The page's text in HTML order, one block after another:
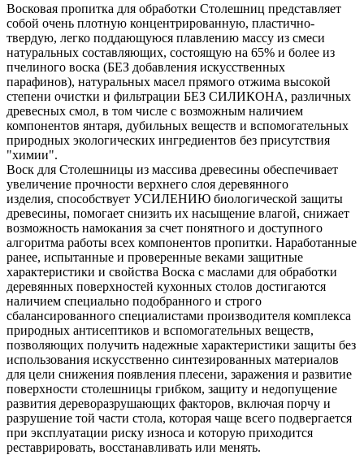
Восковая пропитка для обработки Столешниц представляет
собой очень плотную концентрированную, пластично-
твердую, легко поддающуюся плавлению массу из смеси
натуральных составляющих, состоящую на 65% и более из
пчелиного воска (БЕЗ добавления искусственных
парафинов), натуральных масел прямого отжима высокой
степени очистки и фильтрации БЕЗ СИЛИКОНА, различных
древесных смол, в том числе с возможным наличием
компонентов янтаря, дубильных веществ и вспомогательных
природных экологических ингредиентов без присутствия
"химии".
Воск для Столешницы из массива древесины обеспечивает
увеличение прочности верхнего слоя деревянного
изделия, способствует УСИЛЕНИЮ биологической защиты
древесины, помогает снизить их насыщение влагой, снижает
возможность намокания за счет понятного и доступного
алгоритма работы всех компонентов пропитки. Наработанные
ранее, испытанные и проверенные веками защитные
характеристики и свойства Воска с маслами для обработки
деревянных поверхностей кухонных столов достигаются
наличием специально подобранного и строго
сбалансированного специалистами производителя комплекса
природных антисептиков и вспомогательных веществ,
позволяющих получить надежные характеристики защиты без
использования искусственно синтезированных материалов
для цели снижения появления плесени, заражения и развитие
поверхности столешницы грибком, защиту и недопущение
развития дереворазрушающих факторов, включая порчу и
разрушение той части стола, которая чаще всего подвергается
при эксплуатации риску износа и которую приходится
реставрировать, восстанавливать или менять.